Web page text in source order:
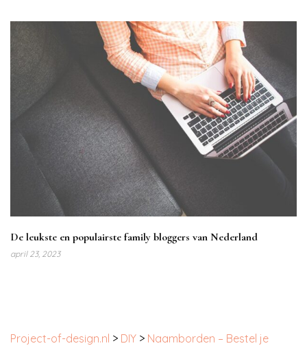
De leukste en populairste family bloggers van Nederland
april 23, 2023
Project-of-design.nl > DIY > Naamborden – Bestel je